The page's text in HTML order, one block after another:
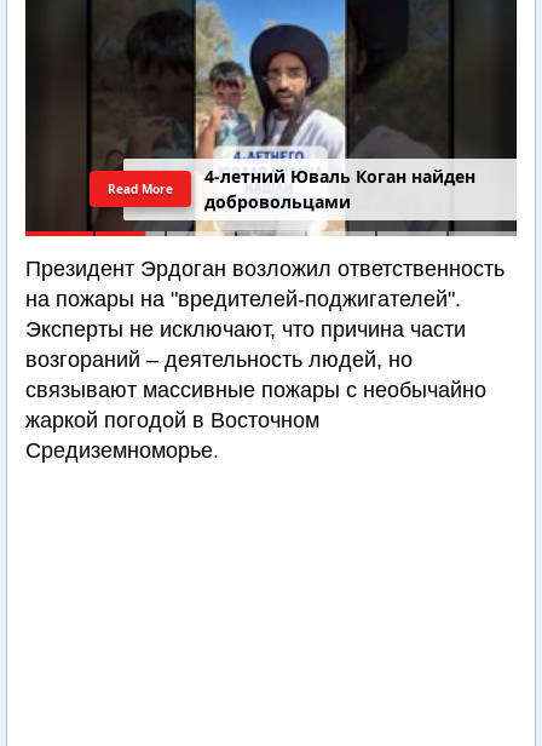
4-летний Юваль Коган найден
добровольцами
Read More
Президент Эрдоган возложил ответственность
на пожары на "вредителей-поджигателей".
Эксперты не исключают, что причина части
возгораний – деятельность людей, но
связывают массивные пожары с необычайно
жаркой погодой в Восточном
Средиземноморье.